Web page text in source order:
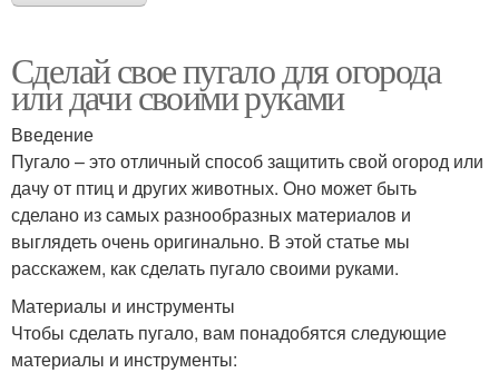
Сделай свое пугало для огорода
или дачи своими руками
Введение
Пугало – это отличный способ защитить свой огород или
дачу от птиц и других животных. Оно может быть
сделано из самых разнообразных материалов и
выглядеть очень оригинально. В этой статье мы
расскажем, как сделать пугало своими руками.
Материалы и инструменты
Чтобы сделать пугало, вам понадобятся следующие
материалы и инструменты: